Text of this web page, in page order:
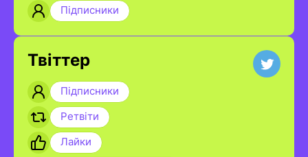
Підписники
Твіттер
Підписники
Ретвіти
Лайки